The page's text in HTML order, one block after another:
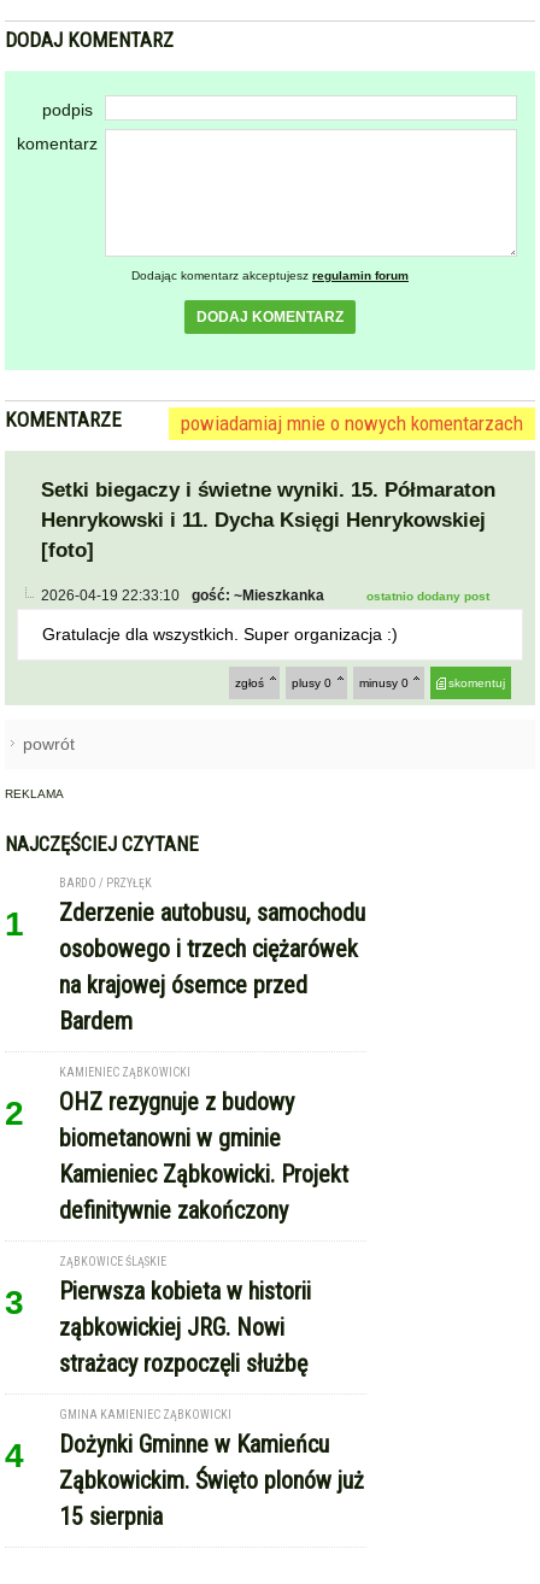
DODAJ KOMENTARZ
podpis
komentarz
Dodając komentarz akceptujesz regulamin forum
DODAJ KOMENTARZ
KOMENTARZE powiadamiaj mnie o nowych komentarzach
Setki biegaczy i świetne wyniki. 15. Półmaraton
Henrykowski i 11. Dycha Księgi Henrykowskiej
[foto]
2026-04-19 22:33:10 gość: ~Mieszkanka ostatnio dodany post
Gratulacje dla wszystkich. Super organizacja :)
skomentuj
minusy 0
plusy 0
zgłoś
powrót
REKLAMA
NAJCZĘŚCIEJ CZYTANE
1
BARDO / PRZYŁĘK
Zderzenie autobusu, samochodu
osobowego i trzech ciężarówek
na krajowej ósemce przed
Bardem
2
KAMIENIEC ZĄBKOWICKI
OHZ rezygnuje z budowy
biometanowni w gminie
Kamieniec Ząbkowicki. Projekt
definitywnie zakończony
3
ZĄBKOWICE ŚLĄSKIE
Pierwsza kobieta w historii
ząbkowickiej JRG. Nowi
strażacy rozpoczęli służbę
4
GMINA KAMIENIEC ZĄBKOWICKI
Dożynki Gminne w Kamieńcu
Ząbkowickim. Święto plonów już
15 sierpnia